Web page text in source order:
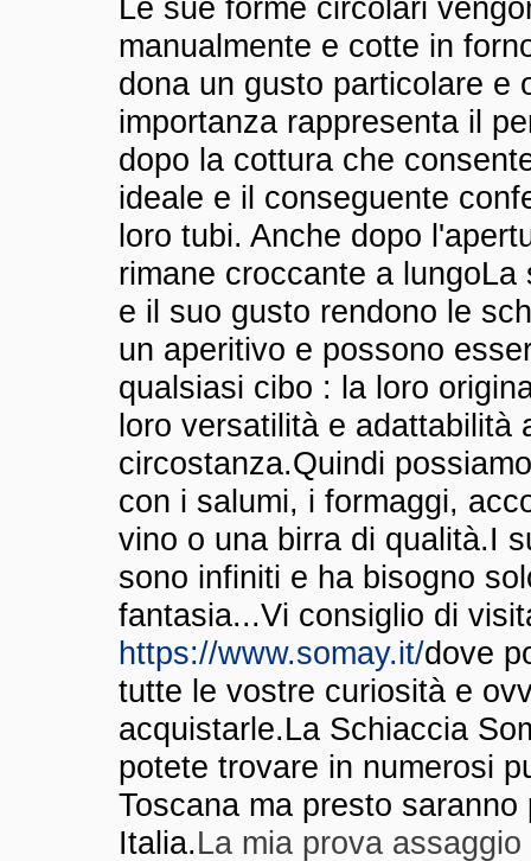
manualmente e cotte in
dona un gusto particolare e
importanza rappresenta il
dopo la cottura che
ideale e il conseguente
loro tubi. Anche dopo
rimane croccante a lungoLa
e il suo gusto rendono le
un aperitivo e possono
qualsiasi cibo : la loro
loro versatilità e adattabilità
circostanza.Quindi
con i salumi, i formaggi,
vino o una birra di qualità.I
sono infiniti e ha bisogno
fantasia...Vi consiglio di
https://www.somay.it/dove
tutte le vostre curiosità e
acquistarle.La Schiaccia
potete trovare in numerosi
Toscana ma presto
Italia.La mia prova